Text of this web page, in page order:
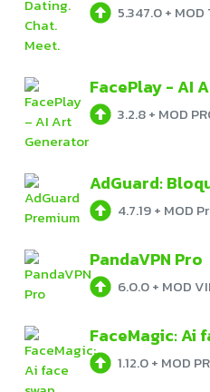
5.347.0+ MOD
FacePlay - AI
3.2.8+ MOD
AdGuard:
4.7.19+ MOD
PandaVPN Pro
6.0.0+ MOD
FaceMagic: Ai
1.12.0+ MOD